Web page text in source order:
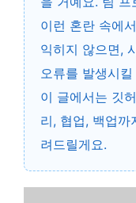
이런 혼란 속에서
익히지 않으면,
오류를 발생시
이 글에서는 깃
리, 협업, 백업
려드릴게요.